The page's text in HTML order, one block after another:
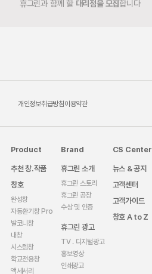
휴그린과 함께 할 대리점을 모집합니다
개인정보취급방침이용약관
Product
추천 창.작품
창호
완성창
자동환기창 Pro
발코니창
내창
시스템창
학교전용창
액세서리
Brand
휴그린 소개
휴그린 스토리
휴그린 공장
수상 및 인증
휴그린 광고
TV . 디지털광고
홍보영상
인쇄광고
CS Center
뉴스 & 공지
고객센터
고객가이드
창호 A to Z